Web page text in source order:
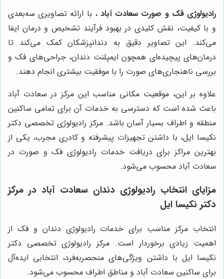
رادیولوژی فک و صورت سعادت آباد ، با ارائه تصاویری سه‌بعدی
و با کیفیت، نقش کلیدی در بهبود فرآیند تشخیص و درمان ایفا
می‌کند. این تصاویر دقیق به دندانپزشکان کمک می‌کند تا
درمان‌های پیچیده‌ای همچون ایمپلنت دندان، جراحی‌های فک و
بررسی ناهنجاری‌های صورت را با موفقیت بیشتری انجام دهند.
علاوه بر این، موقعیت مکانی مناسب این مرکز در سعادت آباد
باعث شده است که دسترسی به خدمات آن برای تمامی ساکنین
منطقه و اطراف بسیار آسان باشد. مرکز رادیولوژی تخصصی دکتر
نکیسا ایل، با داشتن تجهیزات پیشرفته و کادری مجرب، یکی از
بهترین مراکز برای دریافت خدمات رادیولوژی فک و صورت در
سعادت آباد محسوب می‌شود.
مزایای انتخاب رادیولوژی دندان سعادت آباد در مرکز
دکتر نکیسا ایل
انتخاب مرکز مناسب برای خدمات رادیولوژی دندان و فک از
اهمیت زیادی برخوردار است. مرکز رادیولوژی تخصصی دکتر
نکیسا ایل با داشتن ویژگی‌های منحصر‌به‌فرد، انتخابی ایده‌آل
برای ساکنین سعادت آباد و مناطق اطراف محسوب می‌شود.